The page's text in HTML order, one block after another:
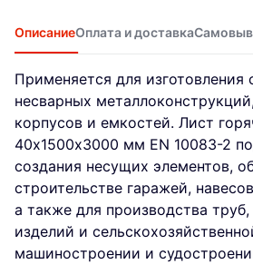
ОписаниеОплата и доставка
Применяется для изготовления
несварных
корпусов и емкостей. Лист
40х1500х3000 мм EN 10083-2
создания несущих элементов,
строительстве гаражей,
а также для производства
изделий и
машиностроении и